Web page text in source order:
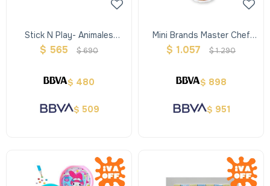
Stick N Play- Animales
Polares
$ 565 $690
$ 480
$ 509
Mini Brands Master Chef
Serie 2
$ 1.057 $1.290
$ 898
$ 951